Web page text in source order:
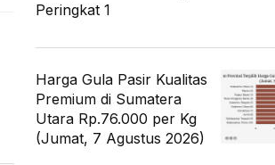
Peringkat 1
Harga Gula Pasir Kualitas
Premium di Sumatera
Utara Rp.76.000 per Kg
(Jumat, 7 Agustus 2026)